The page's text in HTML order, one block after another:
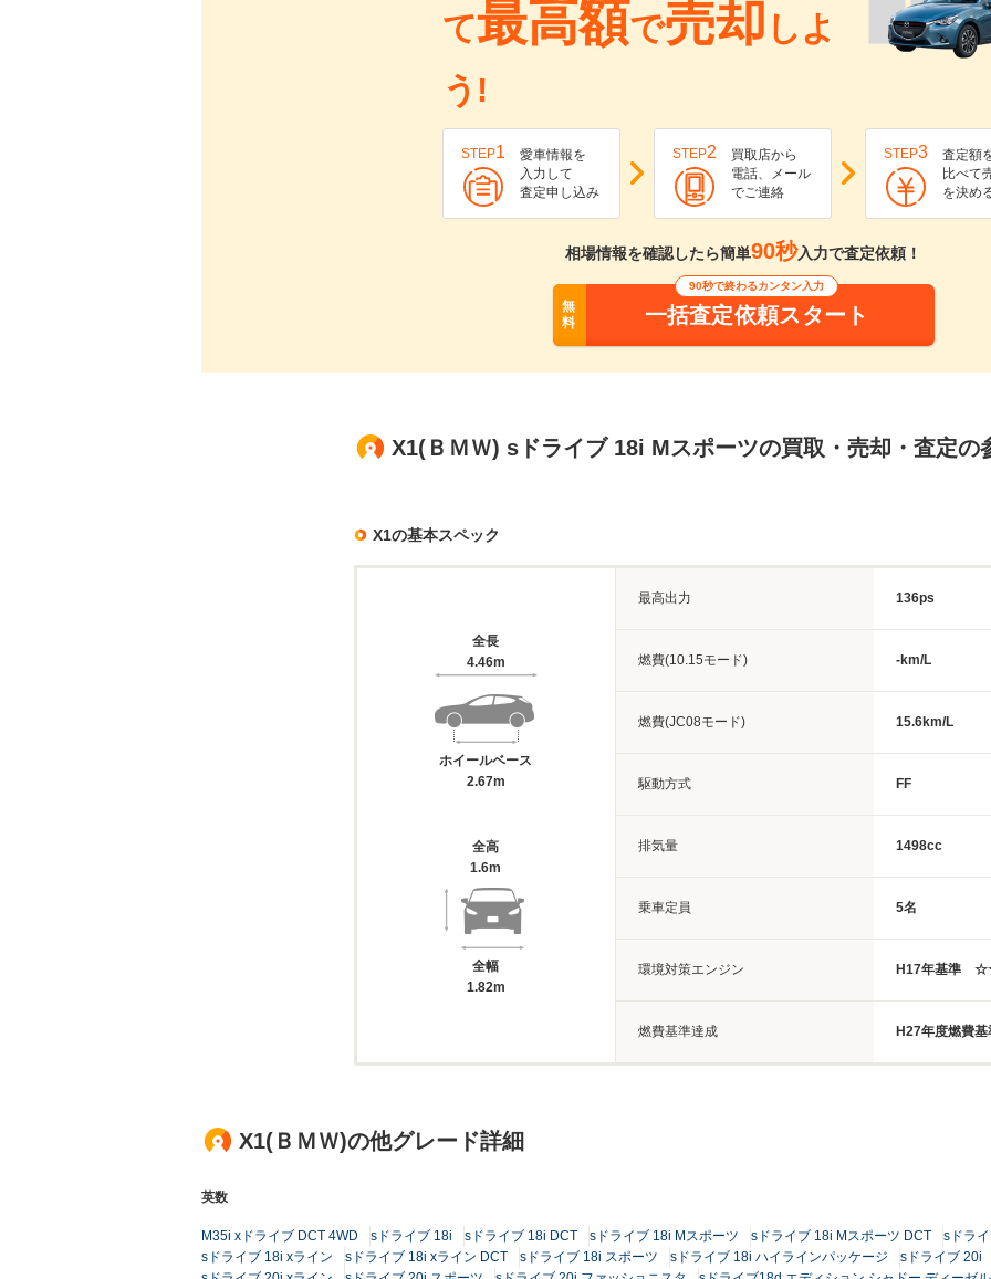
て最高額で売却 しよ
う!
STEP1
愛車情報を
入力して
査定申し込み
STEP2
買取店から
電話、メール
でご連絡
STEP3
査定額
比べて
を決め
相場情報を確認したら簡単90秒入力で査定依頼！
無
料
90秒で終わるカンタン入力
一括査定依頼スタート
X1(ＢＭＷ) sドライブ 18i Mスポーツの買取・売却・査定の
X1の基本スペック
全長
4.46m
ホイールベース
2.67m
全高
1.6m
全幅
1.82m
最高出力 136ps
燃費(10.15モード) -km/L
燃費(JC08モード) 15.6km/L
駆動方式 FF
排気量 1498cc
乗車定員 5名
環境対策エンジン H17年基準
燃費基準達成 H27年度燃費
X1(ＢＭＷ)の他グレード詳細
英数
M35i xドライブ DCT 4WD sドライブ 18i sドライブ 18i DCT sドライブ 18i Mスポーツ sドライブ 18i Mスポーツ DCT
sドラ
sドライブ 18i xライン
sドライブ 18i xライン DCT sドライブ 18i スポーツ sドライブ 18i ハイラインパッケージ sドライブ 20i